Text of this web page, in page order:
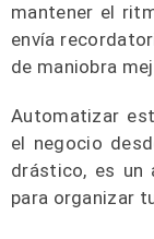
mantener el
envía
de maniobra
Automatizar
el negocio
drástico, es un
para organizar